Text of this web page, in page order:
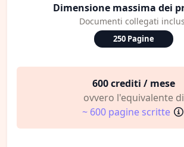
Dimensione massima dei
Documenti collegati
250 Pagine
600 crediti / mese
ovvero l'equivalente di
~ 600 pagine scritte